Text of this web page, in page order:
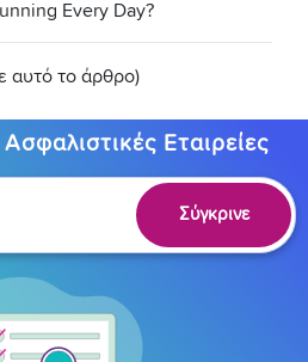
Every Day?
αυτό το άρθρο)
Εταιρείες
Σύγκρινε